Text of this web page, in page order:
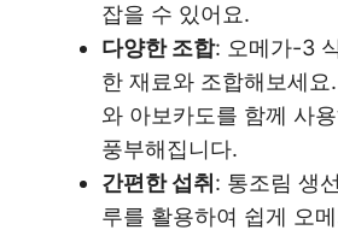
잡을 수 있어요.
다양한 조합: 오메가-3
한 재료와 조합해보세요
와 아보카도를 함께 사
풍부해집니다.
간편한 섭취 : 통조림 생
루를 활용하여 쉽게 오